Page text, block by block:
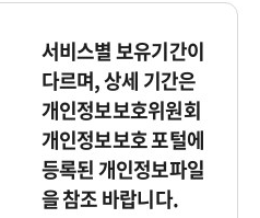
서비스별 보유기간이
다르며, 상세 기간은
개인정보보호위원회
개인정보보호 포털에
등록된 개인정보파일
을 참조 바랍니다.